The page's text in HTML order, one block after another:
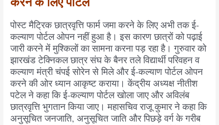
पोस्ट मैट्रिक छात्रवृत्ति फार्म जमा करने के लिए अभी तक ई-
कल्याण पोर्टल ओपन नहीं हुआ है। इस कारण छात्रों को पढ़ाई
जारी करने में मुश्किलों का सामना करना पड़ रहा है। गुरुवार को
झारखंड टेक्निकल छात्र संघ के बैनर तले विद्यार्थी परिवहन व
कल्याण मंत्री चंपई सोरेन से मिले और ई-कल्याण पोर्टल ओपन
करने की ओर ध्यान आकृष्ट कराया। केंद्रीय अध्यक्ष नीतीश
पटेल ने कहा कि ई-कल्याण पोर्टल खोला जाए और अविलंब
छात्रवृत्ति भुगतान किया जाए। महासचिव राजू कुमार ने कहा कि
अनुसूचित जनजाति, अनुसूचित जाति और पिछड़े वर्ग के गरीब